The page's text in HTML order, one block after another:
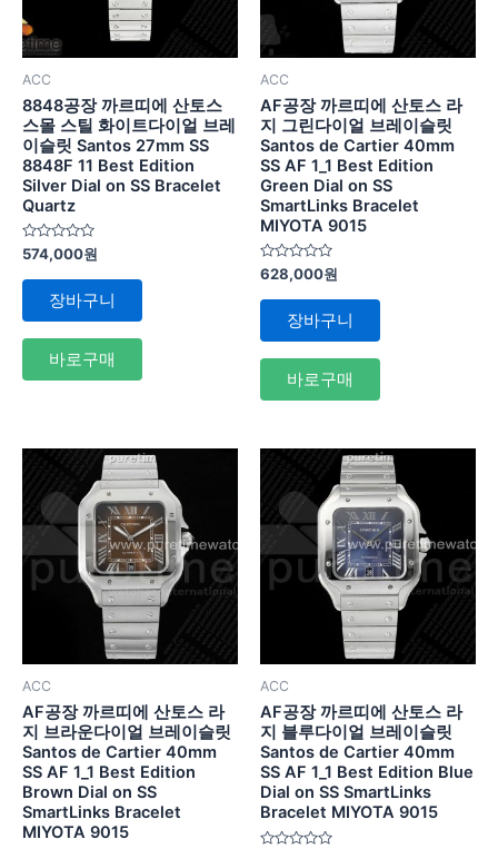
ACC
8848공장 까르띠에 산토스
스몰 스틸 화이트다이얼 브레
이슬릿 Santos 27mm SS
8848F 11 Best Edition
Silver Dial on SS Bracelet
Quartz
5
에
로
가
574,000원
장바구니
바로구매
ACC
AF공장 까르띠에 산토스 라
지 그린다이얼 브레이슬릿
Santos de Cartier 40mm
SS AF 1_1 Best Edition
Green Dial on SS
SmartLinks Bracelet
MIYOTA 9015
5
에
로
가
628,000원
장바구니
바로구매
ACC
AF공장 까르띠에 산토스 라
지 브라운다이얼 브레이슬릿
Santos de Cartier 40mm
SS AF 1_1 Best Edition
Brown Dial on SS
SmartLinks Bracelet
MIYOTA 9015
ACC
AF공장 까르띠에 산토스 라
지 블루다이얼 브레이슬릿
Santos de Cartier 40mm
SS AF 1_1 Best Edition Blue
Dial on SS SmartLinks
Bracelet MIYOTA 9015